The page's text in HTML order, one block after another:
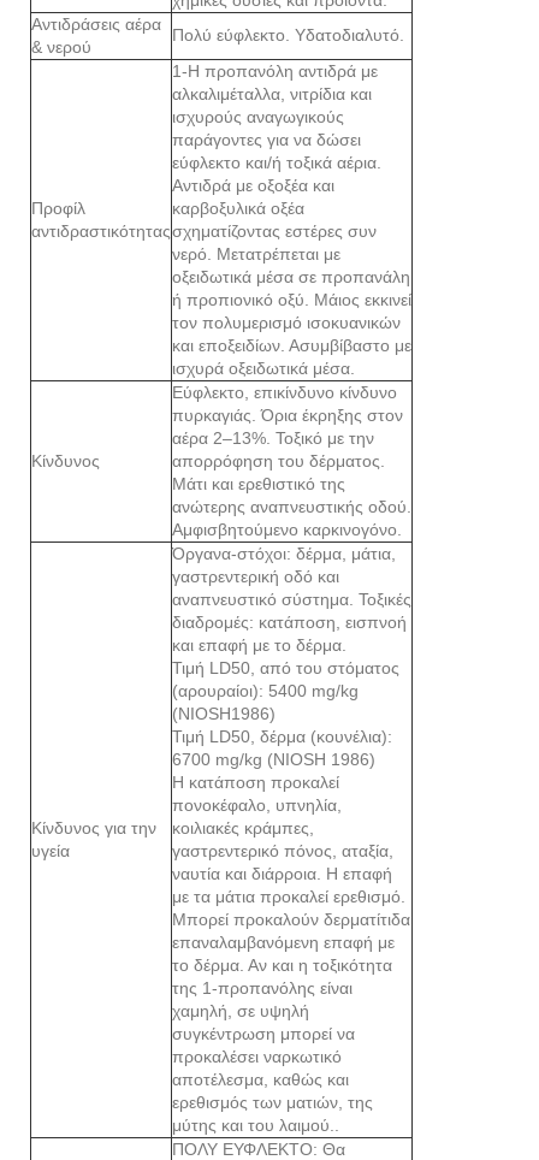
Αντιδράσεις αέρα
& νερού
Πολύ εύφλεκτο. Υδατοδιαλυτό.
Προφίλ
αντιδραστικότητας
1-Η προπανόλη αντιδρά με
αλκαλιμέταλλα, νιτρίδια και
ισχυρούς αναγωγικούς
παράγοντες για να δώσει
εύφλεκτο και/ή τοξικά αέρια.
Αντιδρά με οξοξέα και
καρβοξυλικά οξέα
σχηματίζοντας εστέρες συν
νερό. Μετατρέπεται με
οξειδωτικά μέσα σε προπανάλη
ή προπιονικό οξύ. Μάιος εκκινεί
τον πολυμερισμό ισοκυανικών
και εποξειδίων. Ασυμβίβαστο με
ισχυρά οξειδωτικά μέσα.
Κίνδυνος
Εύφλεκτο, επικίνδυνο κίνδυνο
πυρκαγιάς. Όρια έκρηξης στον
αέρα 2–13%. Τοξικό με την
απορρόφηση του δέρματος.
Μάτι και ερεθιστικό της
ανώτερης αναπνευστικής οδού.
Αμφισβητούμενο καρκινογόνο.
Κίνδυνος για την
υγεία
Όργανα-στόχοι: δέρμα, μάτια,
γαστρεντερική οδό και
αναπνευστικό σύστημα. Τοξικές
διαδρομές: κατάποση, εισπνοή
και επαφή με το δέρμα.
Τιμή LD50, από του στόματος
(αρουραίοι): 5400 mg/kg
(NIOSH1986)
Τιμή LD50, δέρμα (κουνέλια):
6700 mg/kg (NIOSH 1986)
Η κατάποση προκαλεί
πονοκέφαλο, υπνηλία,
κοιλιακές κράμπες,
γαστρεντερικό πόνος, αταξία,
ναυτία και διάρροια. Η επαφή
με τα μάτια προκαλεί ερεθισμό.
Μπορεί προκαλούν δερματίτιδα
επαναλαμβανόμενη επαφή με
το δέρμα. Αν και η τοξικότητα
της 1-προπανόλης είναι
χαμηλή, σε υψηλή
συγκέντρωση μπορεί να
προκαλέσει ναρκωτικό
αποτέλεσμα, καθώς και
ερεθισμός των ματιών, της
μύτης και του λαιμού..
ΠΟΛΥ ΕΥΦΛΕΚΤΟ: Θα